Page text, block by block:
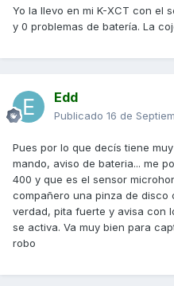
Yo la llevo en mi K-XCT con el
y 0 problemas de batería. La
Edd
Publicado 16 de
Pues por lo que decís tiene
mando, aviso de bateria... me
400 y que es el sensor
compañero una pinza de disco
verdad, pita fuerte y avisa con
se activa. Va muy bien para
robo